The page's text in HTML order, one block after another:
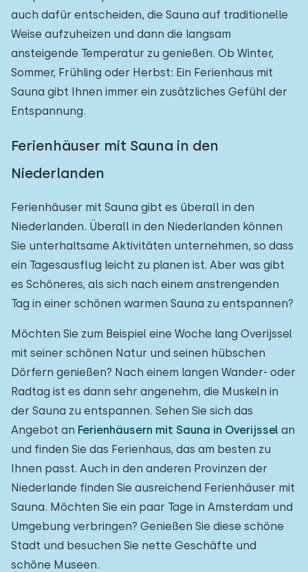
auch dafür entscheiden, die Sauna auf traditionelle
Weise aufzuheizen und dann die langsam
ansteigende Temperatur zu genießen. Ob Winter,
Sommer, Frühling oder Herbst: Ein Ferienhaus mit
Sauna gibt Ihnen immer ein zusätzliches Gefühl der
Entspannung.
Ferienhäuser mit Sauna in den
Niederlanden
Ferienhäuser mit Sauna gibt es überall in den
Niederlanden. Überall in den Niederlanden können
Sie unterhaltsame Aktivitäten unternehmen, so dass
ein Tagesausflug leicht zu planen ist. Aber was gibt
es Schöneres, als sich nach einem anstrengenden
Tag in einer schönen warmen Sauna zu entspannen?
Möchten Sie zum Beispiel eine Woche lang Overijssel
mit seiner schönen Natur und seinen hübschen
Dörfern genießen? Nach einem langen Wander- oder
Radtag ist es dann sehr angenehm, die Muskeln in
der Sauna zu entspannen. Sehen Sie sich das
Angebot an Ferienhäusern mit Sauna in Overijssel an
und finden Sie das Ferienhaus, das am besten zu
Ihnen passt. Auch in den anderen Provinzen der
Niederlande finden Sie ausreichend Ferienhäuser mit
Sauna. Möchten Sie ein paar Tage in Amsterdam und
Umgebung verbringen? Genießen Sie diese schöne
Stadt und besuchen Sie nette Geschäfte und
schöne Museen.